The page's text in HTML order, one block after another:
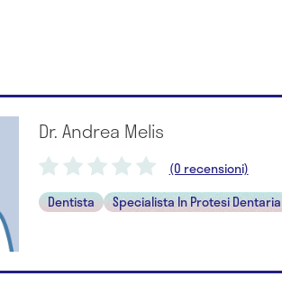
Dr. Andrea Melis
(0 recensioni)
Dentista
Specialista In Protesi Dentaria